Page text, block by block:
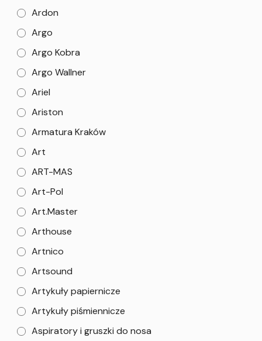
Ardon
Argo
Argo Kobra
Argo Wallner
Ariel
Ariston
Armatura Kraków
Art
ART-MAS
Art-Pol
Art.Master
Arthouse
Artnico
Artsound
Artykuły papiernicze
Artykuły piśmiennicze
Aspiratory i gruszki do nosa